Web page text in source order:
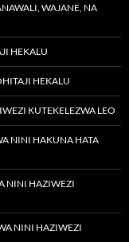
WAJANE, NA
HEKALU
HEKALU
KUTEKELEZWA LEO
NINI HAKUNA HATA
NINI HAZIWEZI
NINI HAZIWEZI